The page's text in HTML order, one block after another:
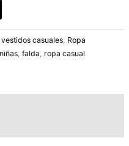
casuales Ropa
,falda ropa casual